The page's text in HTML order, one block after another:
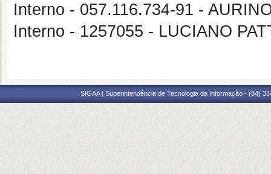
Interno - 057.116.734-91 -
Interno - 1257055 - LUCIANO
SIGAA | Superintendência de Tecnologia da Informação - (84)